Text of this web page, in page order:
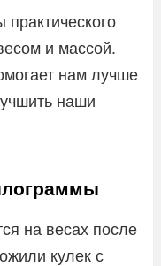
и массой.
нам лучше
наши
на весах после
кулек с